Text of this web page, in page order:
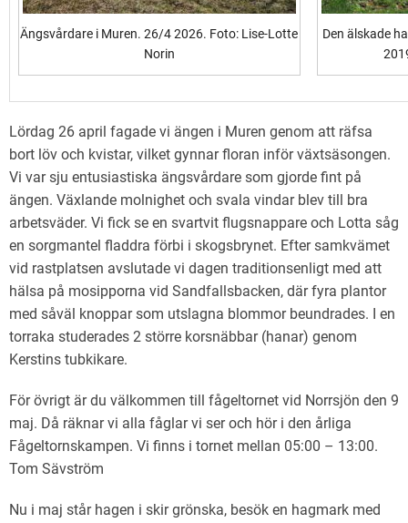
Ängsvårdare i Muren. 26/4 2026. Foto: Lise-Lotte
Norin
Den älskade
Lördag 26 april fagade vi ängen i Muren genom att räfsa
bort löv och kvistar, vilket gynnar floran inför växtsäsongen.
Vi var sju entusiastiska ängsvårdare som gjorde fint på
ängen. Växlande molnighet och svala vindar blev till bra
arbetsväder. Vi fick se en svartvit flugsnappare och Lotta såg
en sorgmantel fladdra förbi i skogsbrynet. Efter samkvämet
vid rastplatsen avslutade vi dagen traditionsenligt med att
hälsa på mosipporna vid Sandfallsbacken, där fyra plantor
med såväl knoppar som utslagna blommor beundrades. I en
torraka studerades 2 större korsnäbbar (hanar) genom
Kerstins tubkikare.
För övrigt är du välkommen till fågeltornet vid Norrsjön den 9
maj. Då räknar vi alla fåglar vi ser och hör i den årliga
Fågeltornskampen. Vi finns i tornet mellan 05:00 – 13:00.
Tom Sävström
Nu i maj står hagen i skir grönska, besök en hagmark med